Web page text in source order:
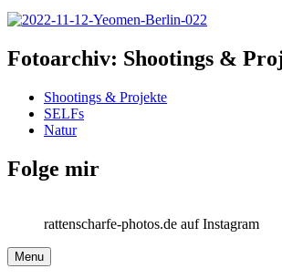
Fotoarchiv: Shootings &
Shootings & Projekte
SELFs
Natur
Folge mir
rattenscharfe-photos.de auf Instagram
Menu